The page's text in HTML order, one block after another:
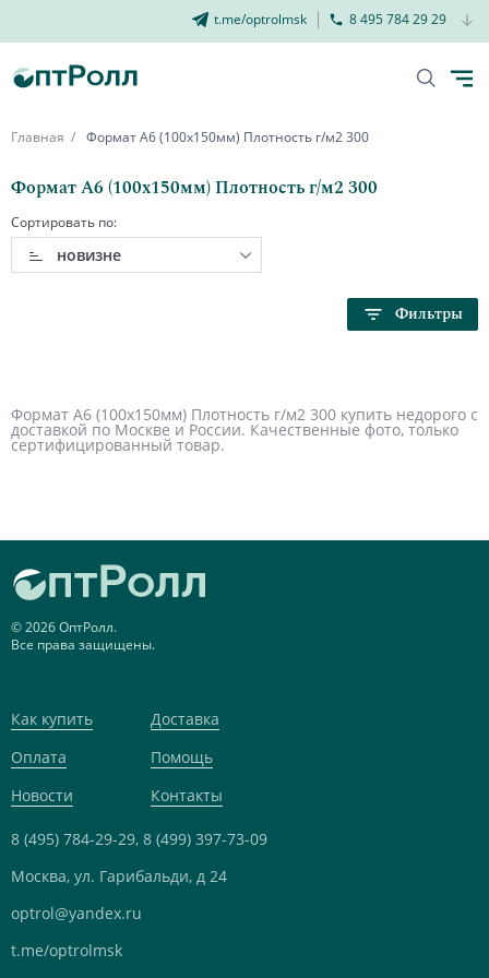
t.me/optrolmsk 8 495 784 29 29
Главная Формат А6 (100х150мм) Плотность г/м2 300
Формат А6 (100х150мм) Плотность г/м2 300
Сортировать по:
новизне
Фильтры
Формат А6 (100х150мм) Плотность г/м2 300 купить недорого с
доставкой по Москве и России. Качественные фото, только
сертифицированный товар.
© 2026 ОптРолл.
Все права защищены.
Как купить
Доставка
Оплата
Помощь
Новости
Контакты
8 (495) 784-29-29, 8 (499) 397-73-09
Москва, ул. Гарибальди, д 24
optrol@yandex.ru
t.me/optrolmsk